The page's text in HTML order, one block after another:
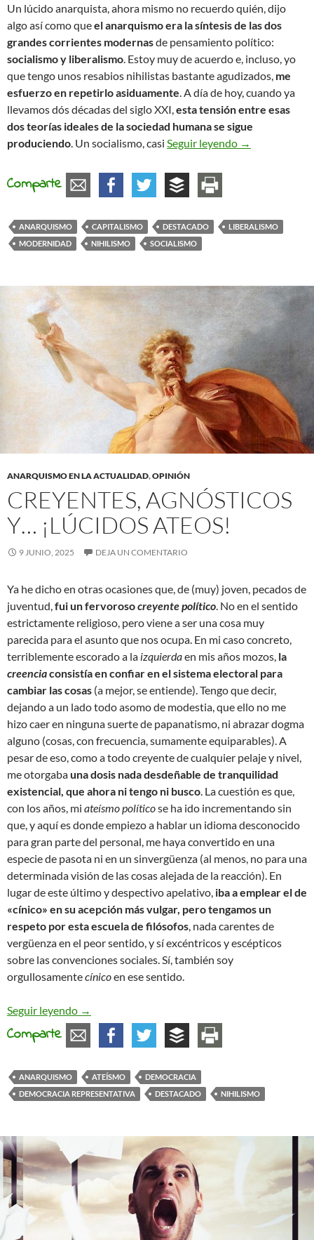
Un lúcido anarquista, ahora mismo no recuerdo quién, dijo
algo así como queel anarquismo era la síntesis de las dos
grandes corrientes modernasde pensamiento político:
socialismo y liberalismo. Estoy muy de acuerdo e, incluso, yo
que tengo unos resabios nihilistas bastante agudizados, me
esfuerzo en repetirlo asiduamente. A día de hoy, cuando ya
llevamos dós décadas del siglo XXI,esta tensión entre esas
dos teorías ideales de la sociedad humana se sigue
produciendo. Un socialismo, casi Seguir leyendo A vueltas
→
Comparte
ANARQUISMO CAPITALISMO DESTACADO
LIBERALISMO
MODERNIDAD
NIHILISMO SOCIALISMO
ANARQUISMO EN LA ACTUALIDAD,OPINIÓN
CREYENTES, AGNÓSTICOS
Y… ¡LÚCIDOS ATEOS!
9 JUNIO, 2025 DEJA UN COMENTARIO
Ya he dicho en otras ocasiones que, de (muy) joven, pecados de
juventud,fui un fervorosocreyente político. No en el sentido
estrictamente religioso, pero viene a ser una cosa muy
parecida para el asunto que nos ocupa. En mi caso concreto,
terriblemente escorado a la izquierdaen mis años mozos, la
creenciaconsistía en confiar en el sistema electoral para
cambiar las cosas (a mejor, se entiende). Tengo que decir,
dejando a un lado todo asomo de modestia, que ello no me
hizo caer en ninguna suerte de papanatismo, ni abrazar dogma
alguno (cosas, con frecuencia, sumamente equiparables). A
pesar de eso, como a todo creyente de cualquier pelaje y nivel,
me otorgabauna dosis nada desdeñable de tranquilidad
existencial, que ahora ni tengo ni busco. La cuestión es que,
con los años, mi ateísmo políticose ha ido incrementando sin
que, y aquí es donde empiezo a hablar un idioma desconocido
para gran parte del personal, me haya convertido en una
especie de pasota ni en un sinvergüenza (al menos, no para una
determinada visión de las cosas alejada de la reacción). En
lugar de este último y despectivo apelativo, iba a emplear el de
«cínico» en su acepción más vulgar, pero tengamos un
respeto por esta escuela de filósofos, nada carentes de
vergüenza en el peor sentido, y sí excéntricos y escépticos
sobre las convenciones sociales. Sí, también soy
orgullosamentecínicoen ese sentido.
Seguir leyendo Creyentes, agnósticos y… ¡lúcidos ateos!
→
Comparte
ANARQUISMO ATEÍSMO
DEMOCRACIA
DEMOCRACIA REPRESENTATIVA
DESTACADO NIHILISMO